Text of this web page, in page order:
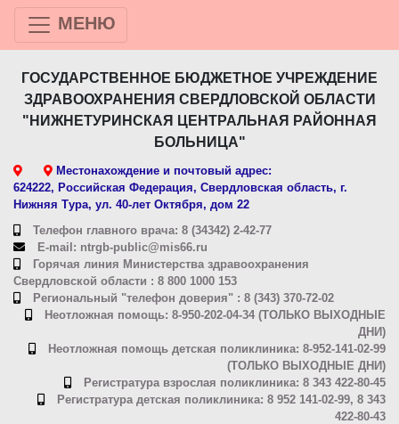
МЕНЮ
ГОСУДАРСТВЕННОЕ БЮДЖЕТНОЕ УЧРЕЖДЕНИЕ
ЗДРАВООХРАНЕНИЯ СВЕРДЛОВСКОЙ ОБЛАСТИ
"НИЖНЕТУРИНСКАЯ ЦЕНТРАЛЬНАЯ РАЙОННАЯ
БОЛЬНИЦА"
Местонахождение и почтовый адрес:
624222, Российская Федерация, Свердловская область, г.
Нижняя Тура, ул. 40-лет Октября, дом 22
Телефон главного врача: 8 (34342) 2-42-77
E-mail: ntrgb-public@mis66.ru
Горячая линия Министерства здравоохранения
Свердловской области : 8 800 1000 153
Региональный "телефон доверия" : 8 (343) 370-72-02
Неотложная помощь: 8-950-202-04-34 (ТОЛЬКО ВЫХОДНЫЕ
ДНИ)
Неотложная помощь детская поликлиника: 8-952-141-02-99
(ТОЛЬКО ВЫХОДНЫЕ ДНИ)
Регистратура взрослая поликлиника: 8 343 422-80-45
Регистратура детская поликлиника: 8 952 141-02-99, 8 343
422-80-43